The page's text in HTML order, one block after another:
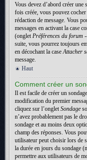
Vous devez d’abord créer une
fois créée, vous pouvez cocher
rédaction de message. Vous
messages en activant la case
(ongletPréférences du forum
suite, vous pourrez toujours
en décochant la caseAttacher
message.
Haut
Comment créer un
Il est facile de créer un
modification du premier
cliquez sur l’ongletSondage
n’avez probablement pas le
sondage et au moins deux
champ des réponses. Vous
utilisateur peut choisir lors de
la durée en jours du sondage
permettre aux utilisateurs de